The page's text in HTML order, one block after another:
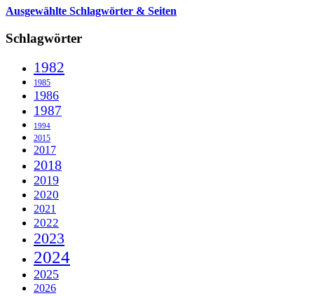
Ausgewählte Schlagwörter & Seiten
Schlagwörter
1982
1985
1986
1987
1994
2015
2017
2018
2019
2020
2021
2022
2023
2024
2025
2026